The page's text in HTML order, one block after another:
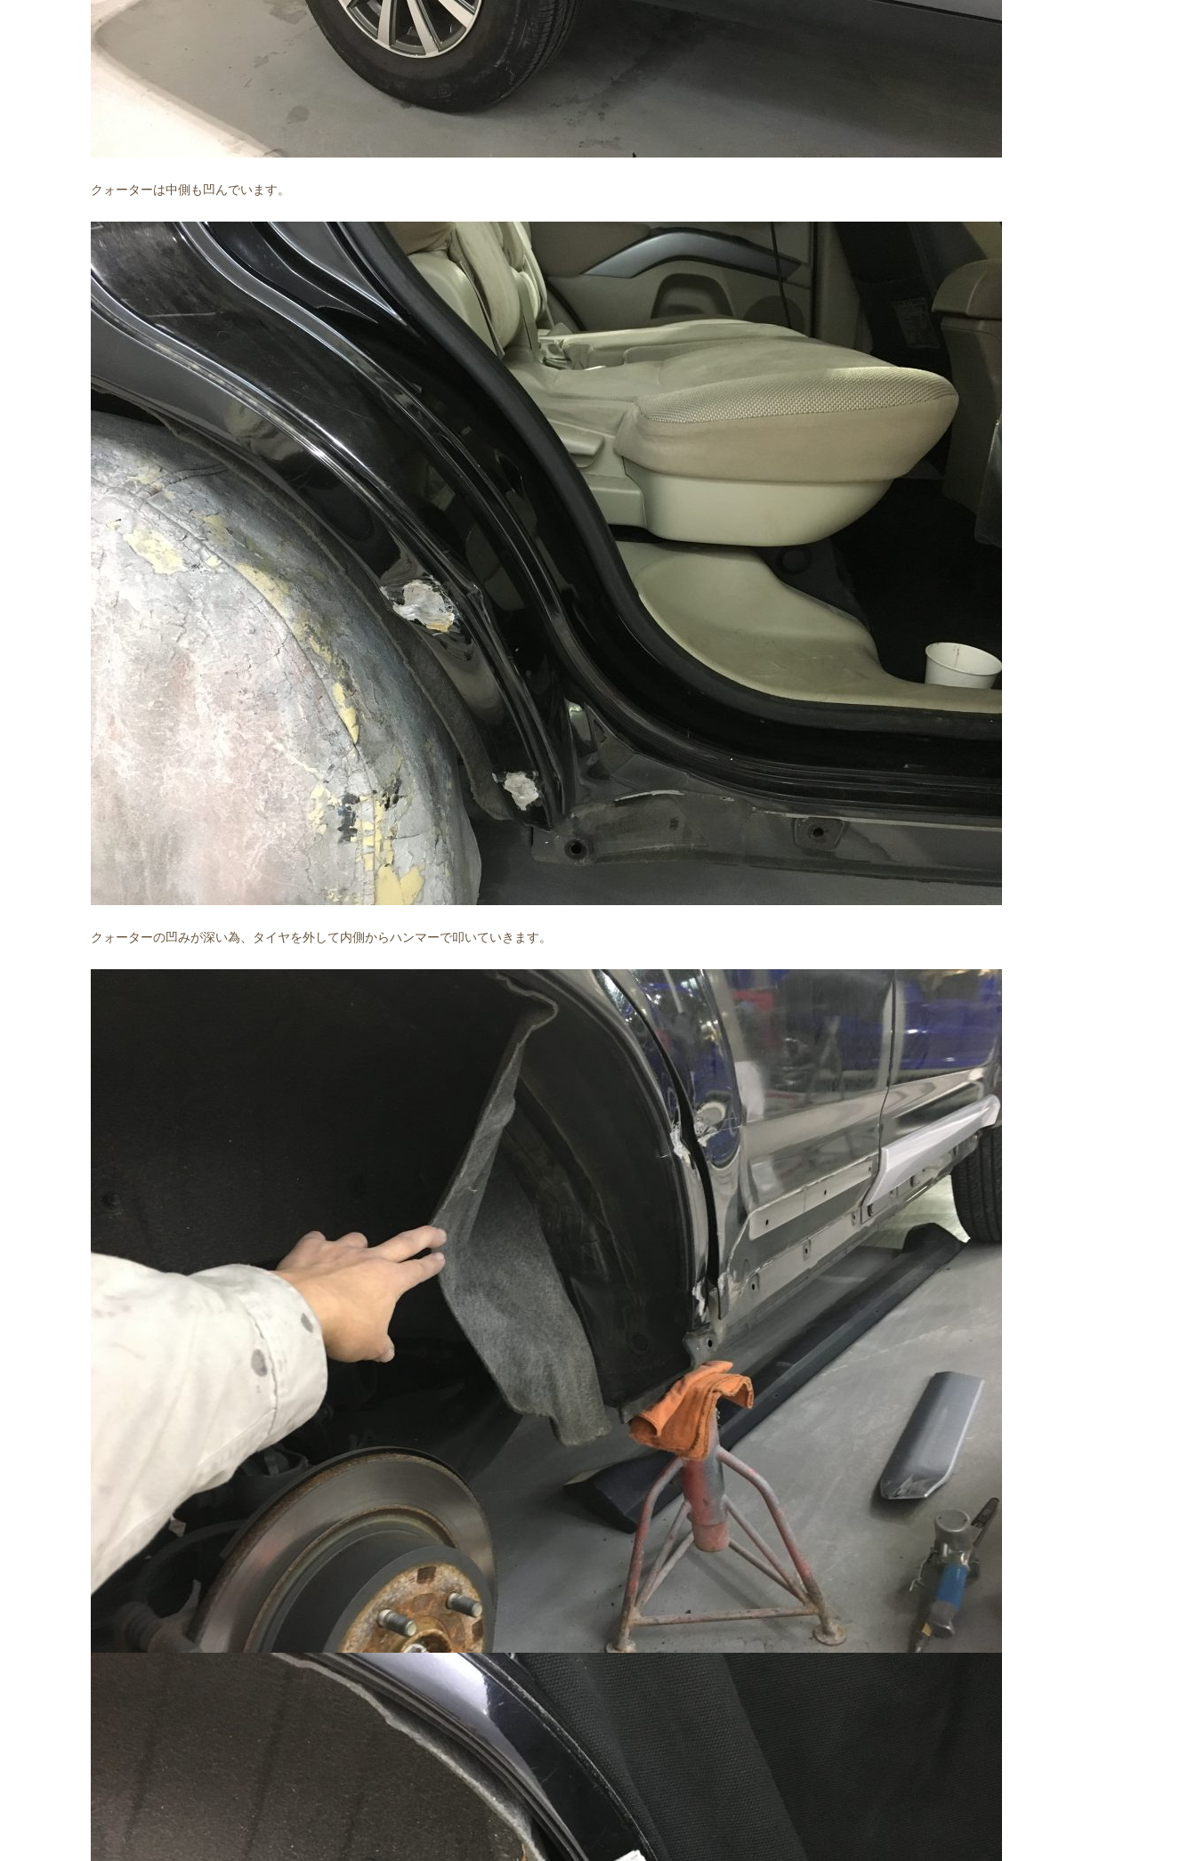
クォーターは中側も凹んでいます。
クォーターの凹みが深い為、タイヤを外して内側からハンマーで叩いていきます。